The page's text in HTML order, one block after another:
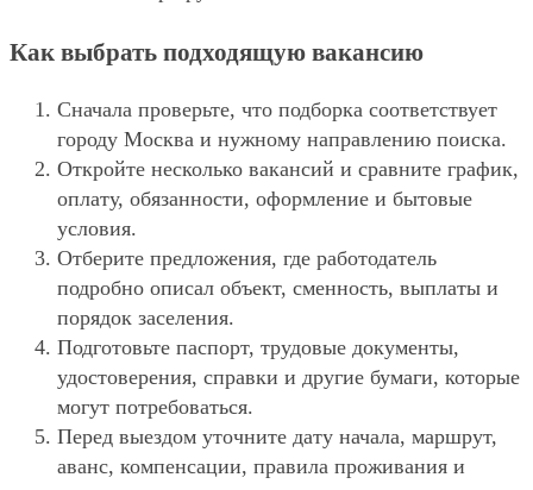
Как выбрать подходящую вакансию
Сначала проверьте, что подборка соответствует
городу Москва и нужному направлению поиска.
Откройте несколько вакансий и сравните график,
оплату, обязанности, оформление и бытовые
условия.
Отберите предложения, где работодатель
подробно описал объект, сменность, выплаты и
порядок заселения.
Подготовьте паспорт, трудовые документы,
удостоверения, справки и другие бумаги, которые
могут потребоваться.
Перед выездом уточните дату начала, маршрут,
аванс, компенсации, правила проживания и